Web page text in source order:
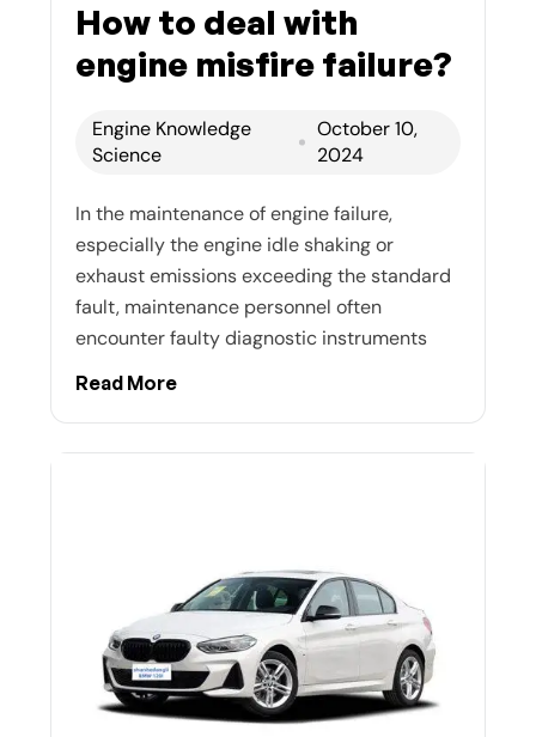
How to deal with
engine misfire failure?
Engine Knowledge
Science
October 10,
2024
In the maintenance of engine failure,
especially the engine idle shaking or
exhaust emissions exceeding the standard
fault, maintenance personnel often
encounter faulty diagnostic instruments
Read More